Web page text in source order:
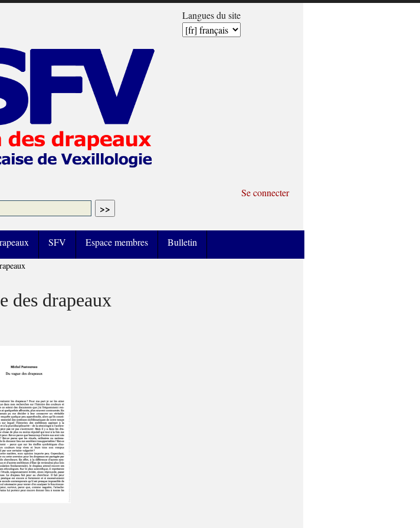
Se connecter
Langues du site
SFV Espace membres Bulletin
des drapeaux